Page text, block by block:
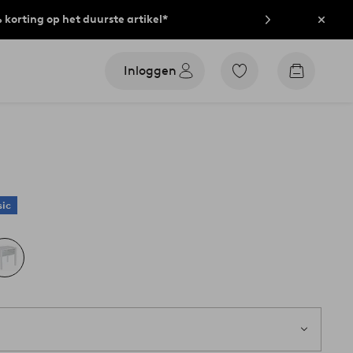
korting op het duurste artikel*
Inloggen
Ga
Go